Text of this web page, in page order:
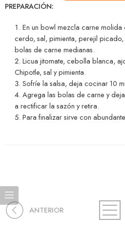
PREPARACIÓN:
En un bowl mezcla carne
cerdo, sal, pimienta, perejil
bolas de carne medianas.
Licua jitomate, cebolla blanca,
Chipotle, sal y pimienta.
Sofríe la salsa, deja cocinar 10
Agrega las bolas de carne y
a rectificar la sazón y retira.
Para finalizar sirve con
ANTERIOR